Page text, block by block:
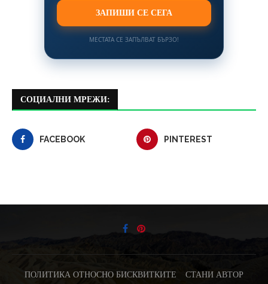
ЗАПИШИ СЕ СЕГА
МЕСТАТА СЕ ЗАПЪЛВАТ БЪРЗО!
СОЦИАЛНИ МРЕЖИ:
FACEBOOK PINTEREST
ПОЛИТИКА ОТНОСНО БИСКВИТКИТЕ СТАНИ АВТОР